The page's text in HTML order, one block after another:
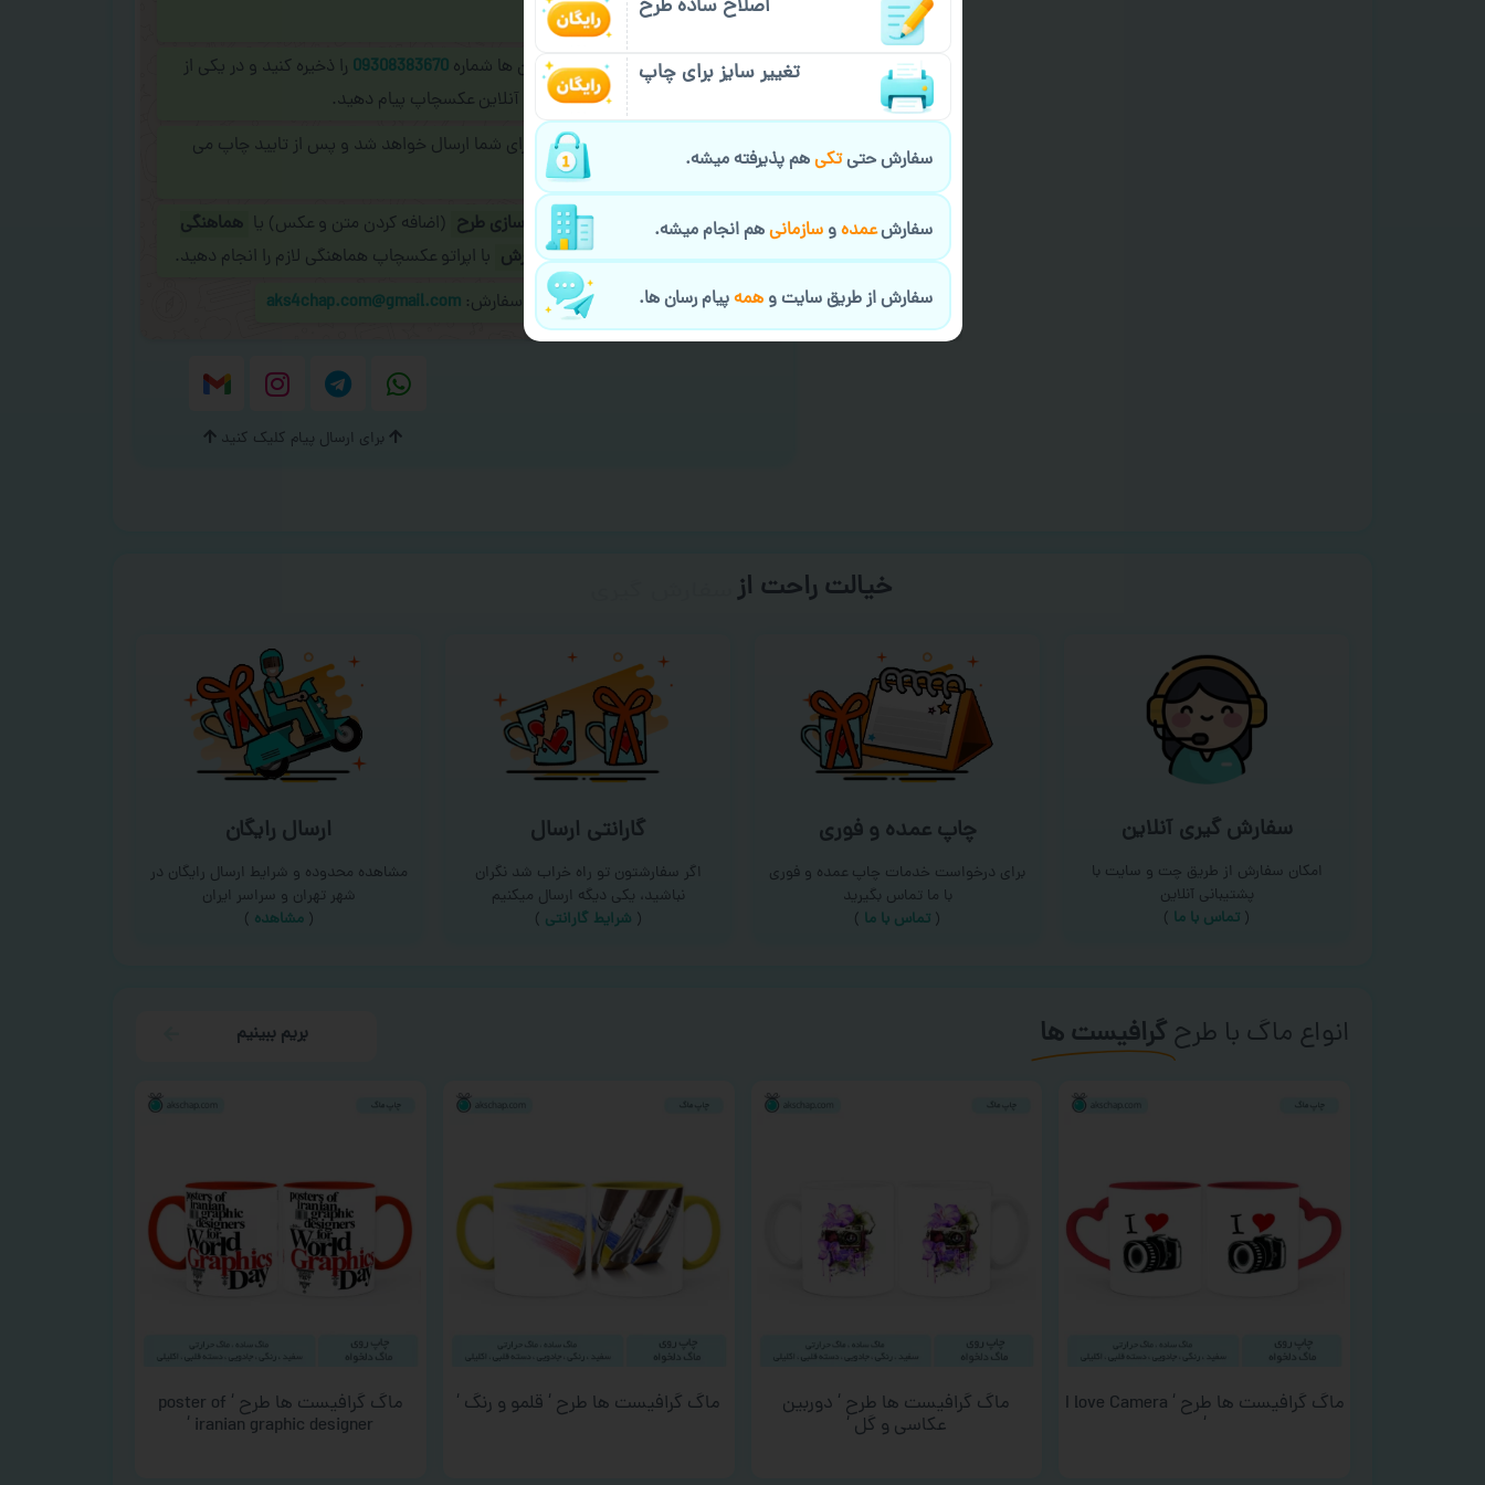
فرمایید.
برای ارسال پیام در پیام رسان ها شماره 09308383670 را ذخیره کنید و در یکی از
پیام رسان های زیر به اپراتور آنلاین عکسچاپ پیام دهید.
طراحی نهایی قبل از چاپ برای شما ارسال خواهد شد و پس از تایید چاپ می
در صورت نیاز به سفارشی سازی طرح (اضافه کردن متن و عکس) یا هماهنگی
ارسال و یا کادو کردن سفارش با اپراتو عکسچاپ هماهنگی لازم را انجام دهید.
ایمیل جهت ثبت یا پیگیری سفارش: aks4chap.com@gmail.com
برای ارسال پیام کلیک کنید
خیالت راحت از
سفارش گیری آنلاین
امکان سفارش از طریق چت و سایت با
پشتیبانی آنلاین
( تماس با ما‌ )
چاپ عمده و فوری
برای درخواست خدمات چاپ عمده و فوری
با ما تماس بگیرید
( تماس با ما )
گارانتی ارسال
اگر سفارشتون تو راه خراب شد نگران
نباشید، یکی دیگه ارسال میکنیم
( شرایط گارانتی )
ارسال رایگان
مشاهده محدوده و شرایط ارسال رایگان در
شهر تهران و سراسر ایران
(مشاهده )
انواع ماگ با طرحگرافیست ها بریم ببینیم
ماگ گرافیست ها طرح ‘ I love Camera
‘
ماگ گرافیست ها طرح ‘ دوربین
عکاسی و گل ‘
ماگ گرافیست ها طرح ‘ قلمو و رنگ ‘ ماگ گرافیست ها طرح ‘ poster of
iranian graphic designer ‘
اصلاح ساده طرح
تغییر سایز برای چاپ
سفارش حتیتکیهم پذیرفته میشه.
سفارشعمدهوسازمانیهم انجام میشه.
سفارش از طریق سایت وهمهپیام رسان ها.